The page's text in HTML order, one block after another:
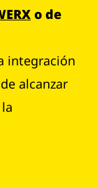
o de
integración
alcanzar